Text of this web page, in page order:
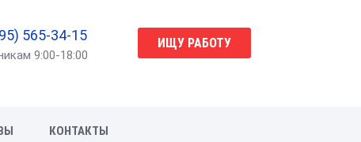
565-34-15
9:00-18:00
ИЩУ РАБОТУ
КОНТАКТЫ